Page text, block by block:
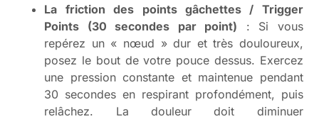
La friction des points gâchettes / Trigger
Points (30 secondes par point) : Si vous
repérez un « nœud » dur et très douloureux,
posez le bout de votre pouce dessus. Exercez
une pression constante et maintenue pendant
30 secondes en respirant profondément, puis
relâchez. La douleur doit diminuer